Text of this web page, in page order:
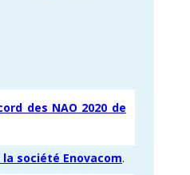
des NAO 2020 de
société Enovacom.